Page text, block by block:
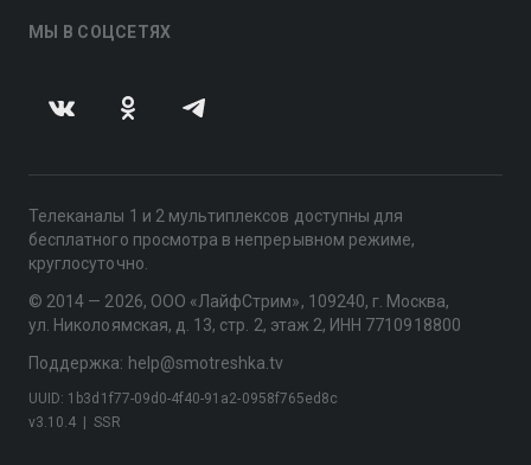
МЫ В СОЦСЕТЯХ
Телеканалы 1 и 2 мультиплексов доступны для
бесплатного просмотра в непрерывном режиме,
круглосуточно.
© 2014 — 2026, ООО «ЛайфСтрим», 109240, г. Москва,
ул. Николоямская, д. 13, стр. 2, этаж 2, ИНН 7710918800
Поддержка: help@smotreshka.tv
v3.10.4 SSR
UUID: 1b3d1f77-09d0-4f40-91a2-0958f765ed8c